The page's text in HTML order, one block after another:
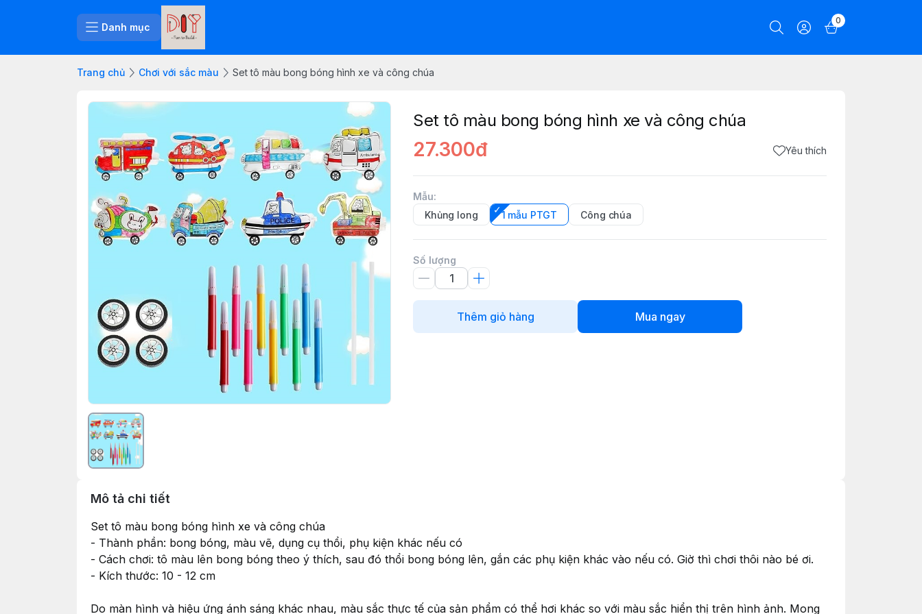
Danh mục
0
Trang chủ Chơi với sắc màu Set tô màu bong bóng hình xe và công chúa
Set tô màu bong bóng hình xe và công chúa
27.300đ Yêu thích
Mẫu:
Khủng long
1 mẫu PTGT Công chúa
Số lượng
Thêm giỏ hàng Mua ngay
Mô tả chi tiết
Set tô màu bong bóng hình xe và công chúa
- Thành phần: bong bóng, màu vẽ, dụng cụ thổi, phụ kiện khác nếu có
- Cách chơi: tô màu lên bong bóng theo ý thích, sau đó thổi bong bóng lên, gắn các phụ kiện khác vào nếu có. Giờ thì chơi thôi nào bé ơi.
- Kích thước: 10 - 12 cm
Do màn hình và hiệu ứng ánh sáng khác nhau, màu sắc thực tế của sản phẩm có thể hơi khác so với màu sắc hiển thị trên hình ảnh. Mong